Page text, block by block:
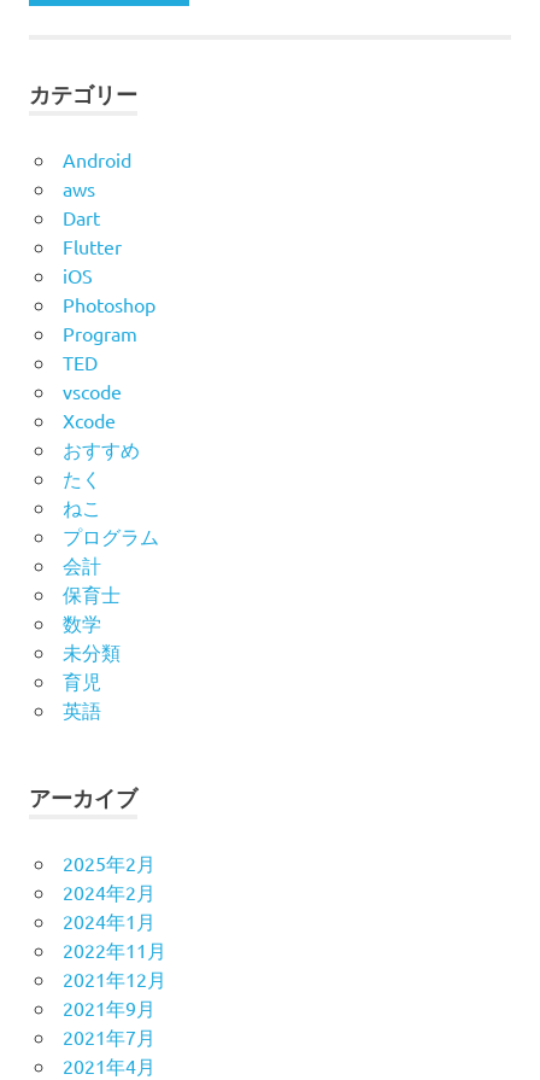
カテゴリー
Android
aws
Dart
Flutter
iOS
Photoshop
Program
TED
vscode
Xcode
おすすめ
たく
ねこ
プログラム
会計
保育士
数学
未分類
育児
英語
アーカイブ
2025年2月
2024年2月
2024年1月
2022年11月
2021年12月
2021年9月
2021年7月
2021年4月